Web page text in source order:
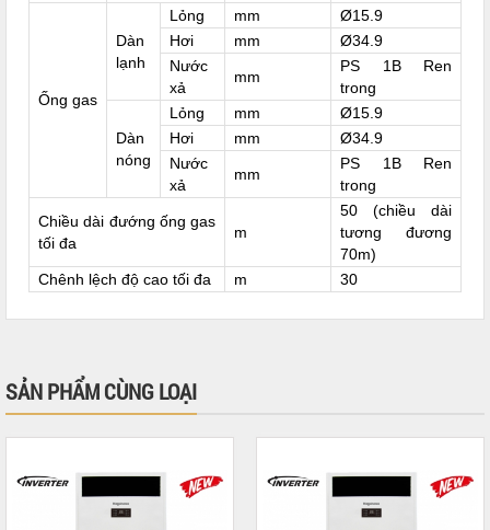
Ống gas
Dàn
lạnh
Lỏng mm
Ø15.9
Hơi
mm
Ø34.9
Nước
xả
mm
PS 1B Ren
trong
Dàn
nóng
Lỏng mm
Ø15.9
Hơi
mm
Ø34.9
Nước
xả
mm
PS 1B Ren
trong
Chiều dài đướng ống gas
tối đa
m
50 (chiều dài
tương đương
70m)
Chênh lệch độ cao tối đa
m 30
SẢN PHẨM CÙNG LOẠI